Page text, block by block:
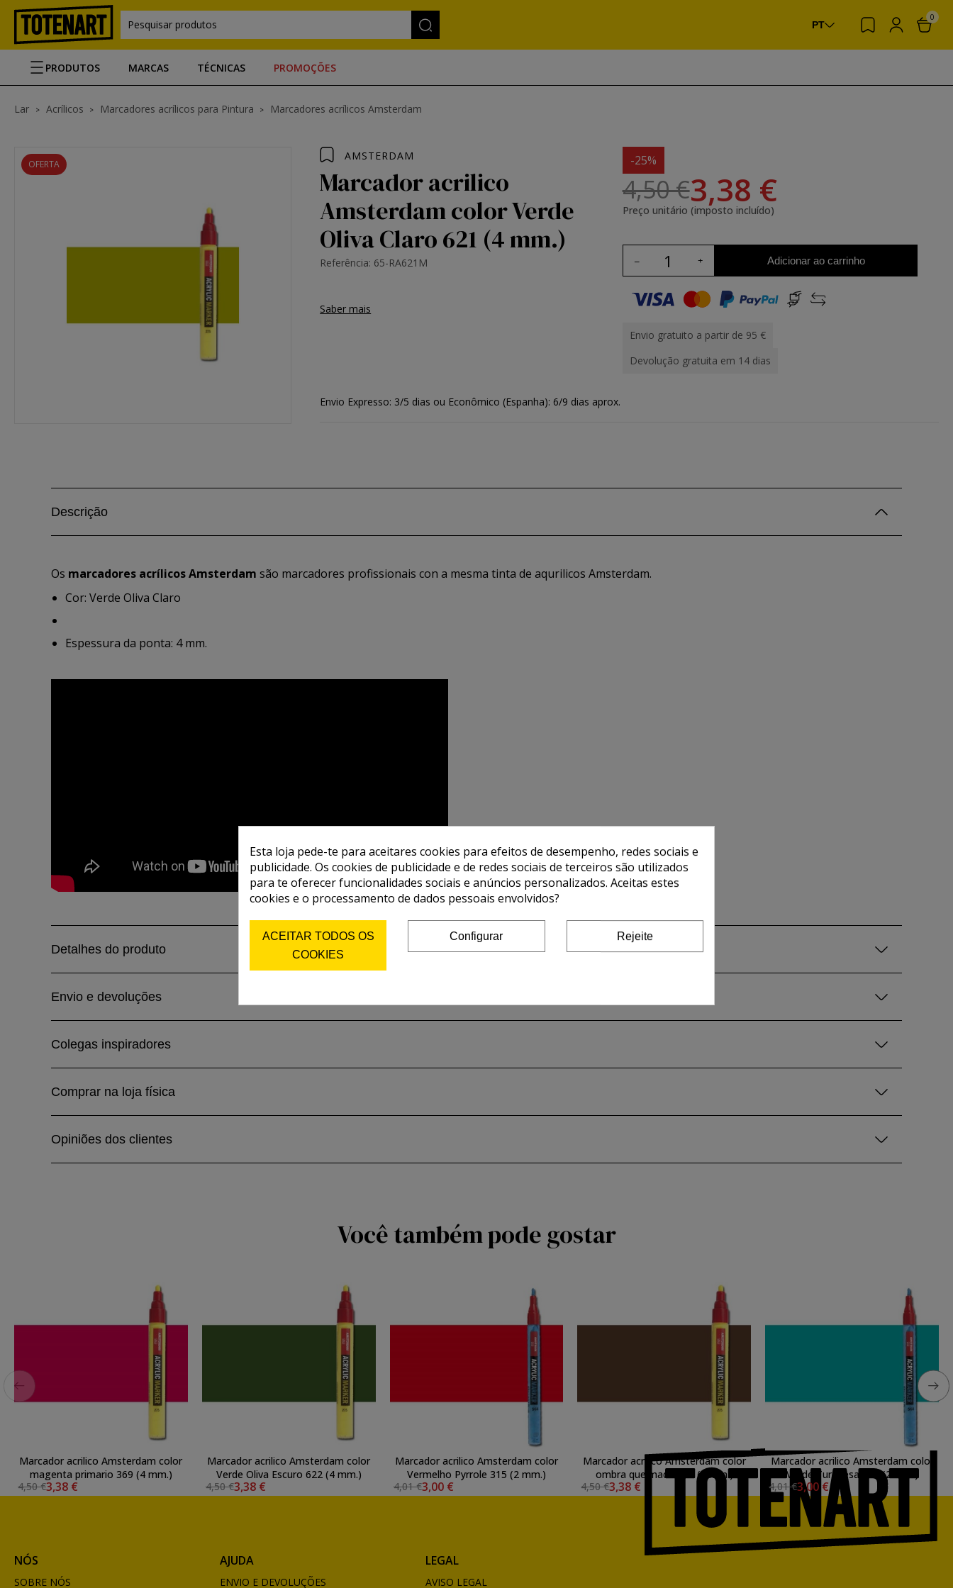
Pesquisar produtos PT
0
PRODUTOS MARCAS TÉCNICAS PROMOÇÕES
Lar Acrílicos Marcadores acrílicos para Pintura Marcadores acrílicos Amsterdam
OFERTA
AMSTERDAM
Marcador acrilico
Amsterdam color Verde
Oliva Claro 621 (4 mm.)
Referência: 65-RA621M
Saber mais
-25%
4,50 €3,38 €
Preço unitário (imposto incluído)
Adicionar ao carrinho
Envio gratuito a partir de 95 €
Devolução gratuita em 14 dias
Envio Expresso: 3/5 dias ou Econômico (Espanha): 6/9 dias aprox.
Descrição
Os marcadores acrílicos Amsterdam são marcadores profissionais con a mesma tinta de aqurilicos Amsterdam.
Cor: Verde Oliva Claro
Espessura da ponta: 4 mm.
Detalhes do produto
Envio e devoluções
Colegas inspiradores
Comprar na loja física
Opiniões dos clientes
Você também pode gostar
Marcador acrilico Amsterdam color
magenta primario 369 (4 mm.)
4,50 €3,38 €
Marcador acrilico Amsterdam color
Verde Oliva Escuro 622 (4 mm.)
4,50 €3,38 €
Marcador acrilico Amsterdam color
Vermelho Pyrrole 315 (2 mm.)
4,01 €3,00 €
Marcador acrilico Amsterdam color
ombra queimada 409 (4 mm.)
4,50 €3,38 €
Marcador acrilico Amsterdam color
Verde Turquesa 661 (2 mm.)
4,01 €3,00 €
NÓS
SOBRE NÓS
AJUDA
ENVIO E DEVOLUÇÕES
LEGAL
AVISO LEGAL
Esta loja pede-te para aceitares cookies para efeitos de desempenho, redes sociais e
publicidade. Os cookies de publicidade e de redes sociais de terceiros são utilizados
para te oferecer funcionalidades sociais e anúncios personalizados. Aceitas estes
cookies e o processamento de dados pessoais envolvidos?
ACEITAR TODOS OS
COOKIES
Configurar Rejeite